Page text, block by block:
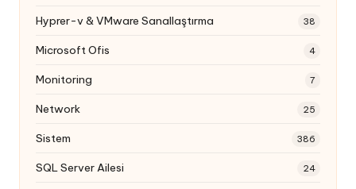
Hyprer-v & VMware Sanallaştırma 38
Microsoft Ofis 4
Monitoring 7
Network 25
Sistem 386
SQL Server Ailesi 24